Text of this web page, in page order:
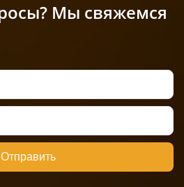
Мы свяжемся
Отправить